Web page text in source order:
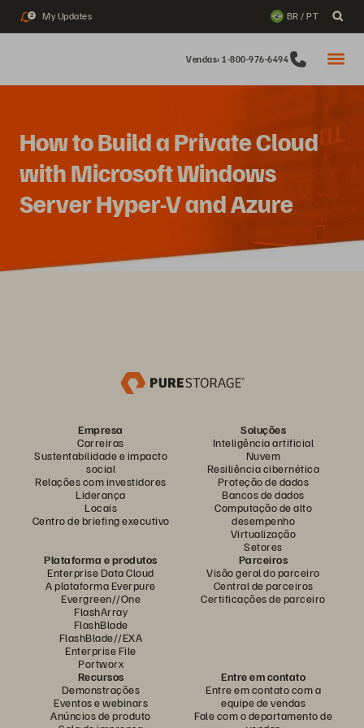
2 My Updates BR / PT
Vendas: 1-800-976-6494
How to Build a Private Cloud
with Microsoft Windows
Server Hyper-V and Azure
Empresa
Carreiras
Sustentabilidade e impacto
social
Relações com investidores
Liderança
Locais
Centro de briefing executivo
Soluções
Inteligência artificial
Nuvem
Resiliência cibernética
Proteção de dados
Bancos de dados
Computação de alto
desempenho
Virtualização
Setores
Plataforma e produtos
Enterprise Data Cloud
A plataforma Everpure
Evergreen//One
FlashArray
FlashBlade
FlashBlade//EXA
Enterprise File
Portworx
Parceiros
Visão geral do parceiro
Central de parceiros
Certificações de parceiro
Recursos
Demonstrações
Eventos e webinars
Anúncios de produto
Entre em contato
Entre em contato com a
equipe de vendas
Fale com o departamento de